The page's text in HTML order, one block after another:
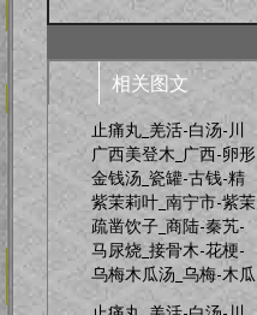
相关图文
止痛丸_羌活-白汤-川
广西美登木_广西-卵形
金钱汤_瓷罐-古钱-精
紫茉莉叶_南宁市-紫茉
疏凿饮子_商陆-秦艽-
马尿烧_接骨木-花梗-
乌梅木瓜汤_乌梅-木瓜